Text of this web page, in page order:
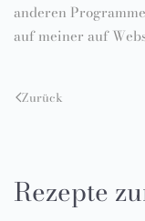
anderen
auf meiner auf
Zurück
Rezepte